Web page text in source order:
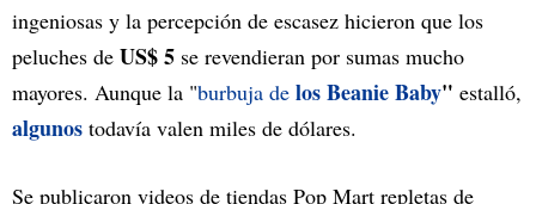
ingeniosas y la percepción de escasez hicieron que los
peluches de US$ 5 se revendieran por sumas mucho
mayores. Aunque la "burbuja de los Beanie Baby" estalló,
algunos todavía valen miles de dólares.
Se publicaron videos de tiendas Pop Mart repletas de